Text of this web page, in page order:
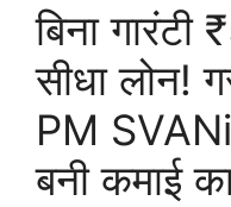
बिना
सीधा लोन!
PM
बनी कमाई